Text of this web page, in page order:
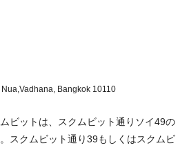
Bangkok 10110
ビットは、スクムビット通りソイ49の
スクムビット通り39もしくはスクムビ